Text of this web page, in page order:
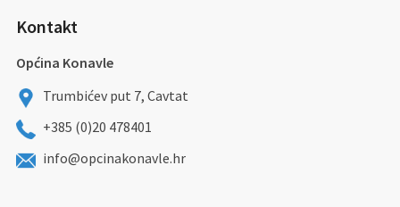
Kontakt
Općina Konavle
Trumbićev put 7, Cavtat
+385 (0)20 478401
info@opcinakonavle.hr